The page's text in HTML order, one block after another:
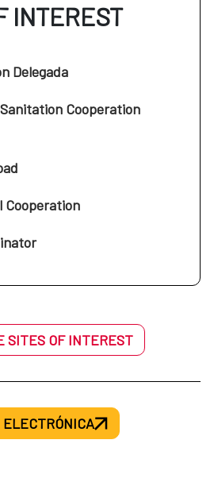
INTEREST
Delegada
Cooperation
Cooperation
SITES OF INTEREST
ELECTRÓNICA